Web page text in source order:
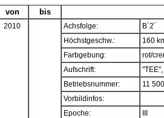
von bis
2010 Achsfolge:
B´2´
Höchstgeschw.:
160
Farbgebung:
rot/
Aufschrift:
Betriebsnummer:
11
Vorbildinfos:
Epoche: